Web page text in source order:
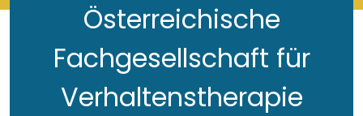
Österreichische
Fachgesellschaft für
Verhaltenstherapie